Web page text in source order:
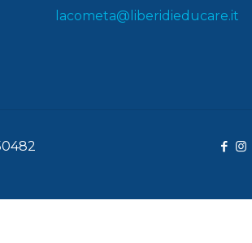
lacometa@liberidieducare.it